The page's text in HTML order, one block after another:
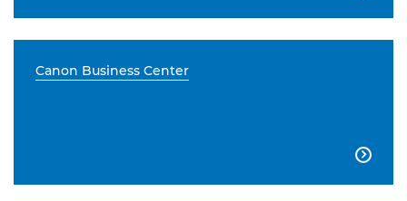
Canon Business Center
